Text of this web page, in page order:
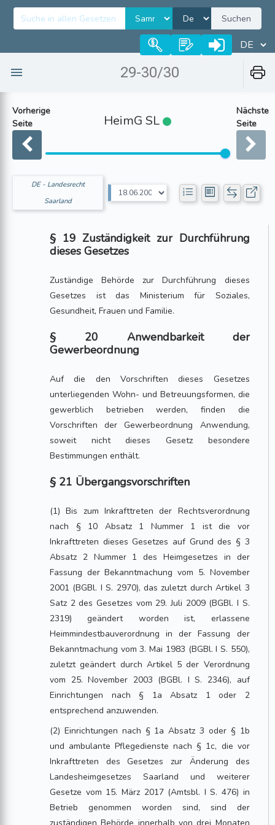
Suchen
29-30/30
Vorherige
Seite
HeimG SL
Nächste
Seite
DE - Landesrecht
Saarland
§ 19 Zuständigkeit zur Durchführung
dieses Gesetzes
Zuständige Behörde zur Durchführung dieses
Gesetzes ist das Ministerium für Soziales,
Gesundheit, Frauen und Familie.
§ 20 Anwendbarkeit der
Gewerbeordnung
Auf die den Vorschriften dieses Gesetzes
unterliegenden Wohn- und Betreuungsformen, die
gewerblich betrieben werden, finden die
Vorschriften der Gewerbeordnung Anwendung,
soweit nicht dieses Gesetz besondere
Bestimmungen enthält.
§ 21 Übergangsvorschriften
(1) Bis zum Inkrafttreten der Rechtsverordnung
nach § 10 Absatz 1 Nummer 1 ist die vor
Inkrafttreten dieses Gesetzes auf Grund des § 3
Absatz 2 Nummer 1 des Heimgesetzes in der
Fassung der Bekanntmachung vom 5. November
2001 (BGBl. I S. 2970), das zuletzt durch Artikel 3
Satz 2 des Gesetzes vom 29. Juli 2009 (BGBl. I S.
2319) geändert worden ist, erlassene
Heimmindestbauverordnung in der Fassung der
Bekanntmachung vom 3. Mai 1983 (BGBl. I S. 550),
zuletzt geändert durch Artikel 5 der Verordnung
vom 25. November 2003 (BGBl. I S. 2346), auf
Einrichtungen nach § 1a Absatz 1 oder 2
entsprechend anzuwenden.
(2) Einrichtungen nach § 1a Absatz 3 oder § 1b
und ambulante Pflegedienste nach § 1c, die vor
Inkrafttreten des Gesetzes zur Änderung des
Landesheimgesetzes Saarland und weiterer
Gesetze vom 15. März 2017 (Amtsbl. I S. 476) in
Betrieb genommen worden sind, sind der